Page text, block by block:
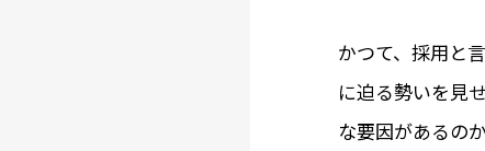
かつて、採用と
に迫る勢いを見
な要因があるのか――